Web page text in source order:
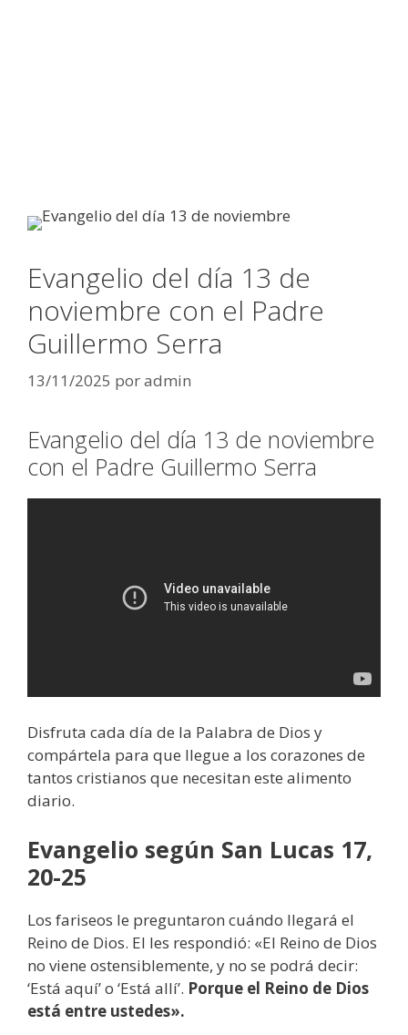
Evangelio del día 13 de
noviembre con el Padre
Guillermo Serra
13/11/2025 poradmin
Evangelio del día 13 de noviembre
con el Padre Guillermo Serra
Disfruta cada día de la Palabra de Dios y
compártela para que llegue a los corazones de
tantos cristianos que necesitan este alimento
diario.
Evangelio según San Lucas 17,
20-25
Los fariseos le preguntaron cuándo llegará el
Reino de Dios. El les respondió: «El Reino de Dios
no viene ostensiblemente, y no se podrá decir:
‘Está aquí’ o ‘Está allí’. Porque el Reino de Dios
está entre ustedes».